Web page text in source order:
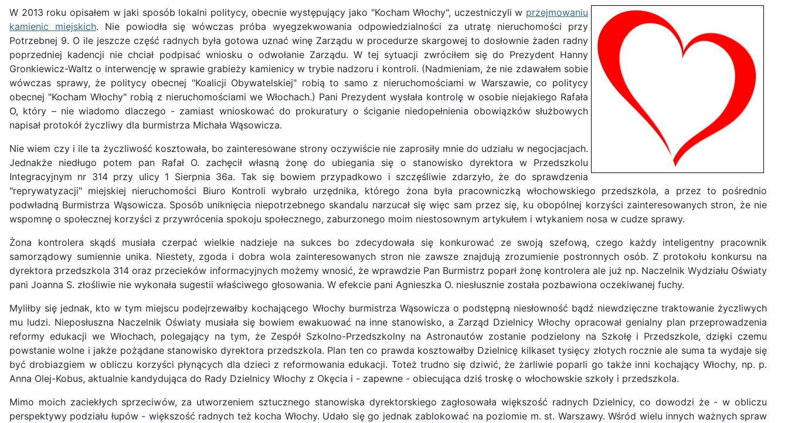
W 2013 roku opisałem w jaki sposób lokalni politycy, obecnie występujący jako "Kocham Włochy", uczestniczyli w przejmowaniu
kamienic miejskich. Nie powiodła się wówczas próba wyegzekwowania odpowiedzialności za utratę nieruchomości przy
Potrzebnej 9. O ile jeszcze część radnych była gotowa uznać winę Zarządu w procedurze skargowej to dosłownie żaden radny
poprzedniej kadencji nie chciał podpisać wniosku o odwołanie Zarządu. W tej sytuacji zwróciłem się do Prezydent Hanny
Gronkiewicz-Waltz o interwencję w sprawie grabieży kamienicy w trybie nadzoru i kontroli. (Nadmieniam, że nie zdawałem sobie
wówczas sprawy, że politycy obecnej "Koalicji Obywatelskiej" robią to samo z nieruchomościami w Warszawie, co politycy
obecnej "Kocham Włochy" robią z nieruchomościami we Włochach.) Pani Prezydent wysłała kontrolę w osobie niejakiego Rafała
O, który – nie wiadomo dlaczego - zamiast wnioskować do prokuratury o ściganie niedopełnienia obowiązków służbowych
napisał protokół życzliwy dla burmistrza Michała Wąsowicza.
Nie wiem czy i ile ta życzliwość kosztowała, bo zainteresowane strony oczywiście nie zaprosiły mnie do udziału w negocjacjach.
Jednakże niedługo potem pan Rafał O. zachęcił własną żonę do ubiegania się o stanowisko dyrektora w Przedszkolu
Integracyjnym nr 314 przy ulicy 1 Sierpnia 36a. Tak się bowiem przypadkowo i szczęśliwie zdarzyło, że do sprawdzenia
"reprywatyzacji" miejskiej nieruchomości Biuro Kontroli wybrało urzędnika, którego żona była pracowniczką włochowskiego przedszkola, a przez to pośrednio
podwładną Burmistrza Wąsowicza. Sposób uniknięcia niepotrzebnego skandalu narzucał się więc sam przez się, ku obopólnej korzyści zainteresowanych stron, że nie
wspomnę o społecznej korzyści z przywrócenia spokoju społecznego, zaburzonego moim niestosownym artykułem i wtykaniem nosa w cudze sprawy.
Żona kontrolera skądś musiała czerpać wielkie nadzieje na sukces bo zdecydowała się konkurować ze swoją szefową, czego każdy inteligentny pracownik
samorządowy sumiennie unika. Niestety, zgoda i dobra wola zainteresowanych stron nie zawsze znajdują zrozumienie postronnych osób. Z protokołu konkursu na
dyrektora przedszkola 314 oraz przecieków informacyjnych możemy wnosić, że wprawdzie Pan Burmistrz poparł żonę kontrolera ale już np. Naczelnik Wydziału Oświaty
pani Joanna S. złośliwie nie wykonała sugestii właściwego głosowania. W efekcie pani Agnieszka O. niesłusznie została pozbawiona oczekiwanej fuchy.
Myliłby się jednak, kto w tym miejscu podejrzewałby kochającego Włochy burmistrza Wąsowicza o podstępną niesłowność bądź niewdzięczne traktowanie życzliwych
mu ludzi. Nieposłuszna Naczelnik Oświaty musiała się bowiem ewakuować na inne stanowisko, a Zarząd Dzielnicy Włochy opracował genialny plan przeprowadzenia
reformy edukacji we Włochach, polegający na tym, że Zespół Szkolno-Przedszkolny na Astronautów zostanie podzielony na Szkołę i Przedszkole, dzięki czemu
powstanie wolne i jakże pożądane stanowisko dyrektora przedszkola. Plan ten co prawda kosztowałby Dzielnicę kilkaset tysięcy złotych rocznie ale suma ta wydaje się
być drobiazgiem w obliczu korzyści płynących dla dzieci z reformowania edukacji. Toteż trudno się dziwić, że żarliwie poparli go także inni kochający Włochy, np. p.
Anna Olej-Kobus, aktualnie kandydująca do Rady Dzielnicy Włochy z Okęcia i - zapewne - obiecująca dziś troskę o włochowskie szkoły i przedszkola.
Mimo moich zaciekłych sprzeciwów, za utworzeniem sztucznego stanowiska dyrektorskiego zagłosowała większość radnych Dzielnicy, co dowodzi że - w obliczu
perspektywy podziału łupów - większość radnych też kocha Włochy. Udało się go jednak zablokować na poziomie m. st. Warszawy. Wśród wielu innych ważnych spraw